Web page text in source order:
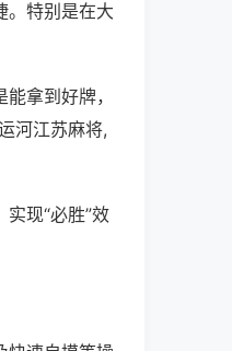
。特别是在大
拿到好牌，
河江苏麻将,
现“必胜”效